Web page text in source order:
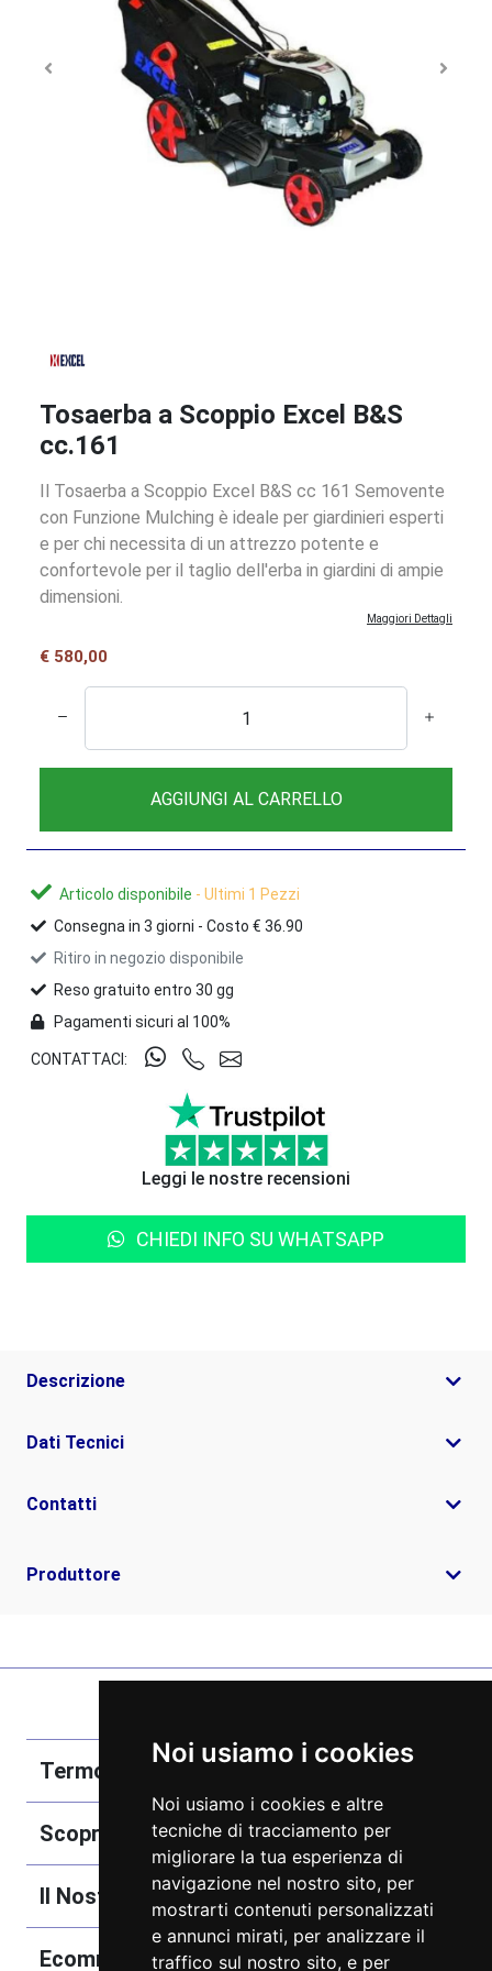
Noi usiamo i cookies
Noi usiamo i cookies e altre
tecniche di tracciamento per
migliorare la tua esperienza di
navigazione nel nostro sito, per
mostrarti contenuti personalizzati
e annunci mirati, per analizzare il
traffico sul nostro sito, e per
Tosaerba a Scoppio Excel B&S
cc.161
Il Tosaerba a Scoppio Excel B&S cc 161 Semovente
con Funzione Mulching è ideale per giardinieri esperti
e per chi necessita di un attrezzo potente e
confortevole per il taglio dell'erba in giardini di ampie
dimensioni.
Maggiori Dettagli
€ 580,00
AGGIUNGI AL CARRELLO
Articolo disponibile - Ultimi 1 Pezzi
Consegna in 3 giorni - Costo € 36.90
Ritiro in negozio disponibile
Reso gratuito entro 30 gg
Pagamenti sicuri al 100%
CONTATTACI:
Leggi le nostre recensioni
CHIEDI INFO SU WHATSAPP
Descrizione
Dati Tecnici
Contatti
Produttore
Termobozzo Srl
Scoprici
Il Nostro Catalogo
Ecommerce